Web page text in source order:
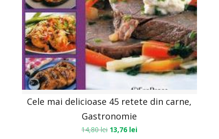
Cele mai delicioase 45 retete din carne,
Gastronomie
14,80lei 13,76 lei